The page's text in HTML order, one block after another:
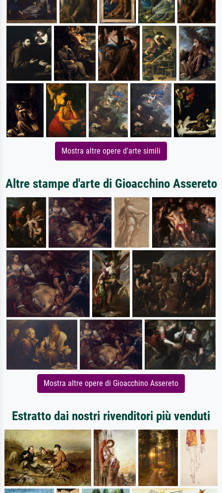
Mostra altre opere d'arte simili
Altre stampe d'arte di Gioacchino Assereto
Mostra altre opere di Gioacchino Assereto
Estratto dai nostri rivenditori più venduti